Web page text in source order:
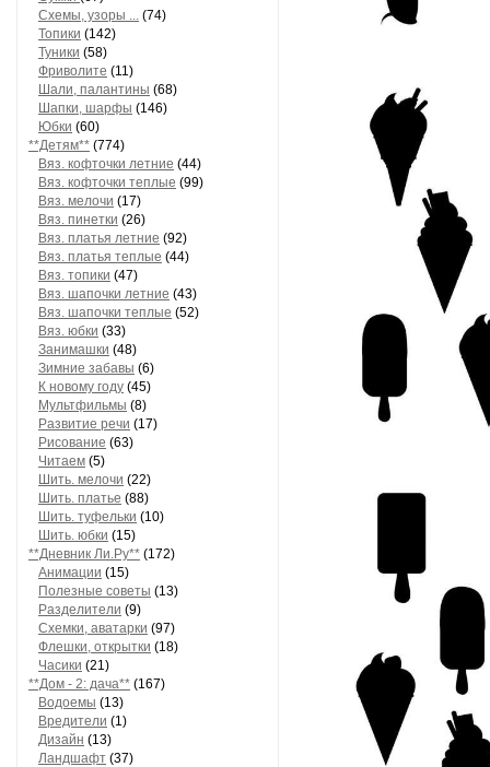
Схемы, узоры ... (74)
Топики (142)
Туники (58)
Фриволите (11)
Шали, палантины (68)
Шапки, шарфы (146)
Юбки (60)
**Детям** (774)
Вяз. кофточки летние (44)
Вяз. кофточки теплые (99)
Вяз. мелочи (17)
Вяз. пинетки (26)
Вяз. платья летние (92)
Вяз. платья теплые (44)
Вяз. топики (47)
Вяз. шапочки летние (43)
Вяз. шапочки теплые (52)
Вяз. юбки (33)
Занимашки (48)
Зимние забавы (6)
К новому году (45)
Мультфильмы (8)
Развитие речи (17)
Рисование (63)
Читаем (5)
Шить. мелочи (22)
Шить. платье (88)
Шить. туфельки (10)
Шить. юбки (15)
**Дневник Ли.Ру** (172)
Анимации (15)
Полезные советы (13)
Разделители (9)
Схемки, аватарки (97)
Флешки, открытки (18)
Часики (21)
**Дом - 2: дача** (167)
Водоемы (13)
Вредители (1)
Дизайн (13)
Ландшафт (37)